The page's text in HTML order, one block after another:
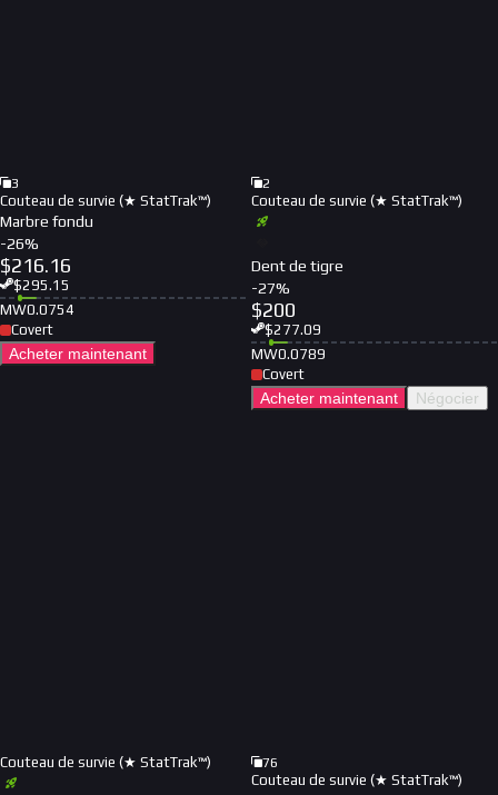
3
Couteau de survie (★ StatTrak™)
Marbre fondu
-26%
$216.16
$295.15
MW0.0754
Covert
Acheter maintenant
2
Couteau de survie (★ StatTrak™)
Dent de tigre
-27%
$200
$277.09
MW0.0789
Covert
Acheter maintenant Négocier
Couteau de survie (★ StatTrak™) 76
Couteau de survie (★ StatTrak™)